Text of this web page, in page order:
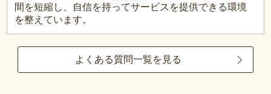
間を短縮し、自信を持ってサービスを提供できる環境
を整えています。
よくある質問一覧を見る